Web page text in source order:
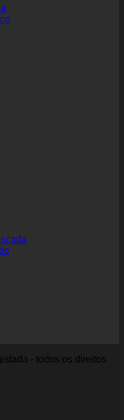
- todos os direitos